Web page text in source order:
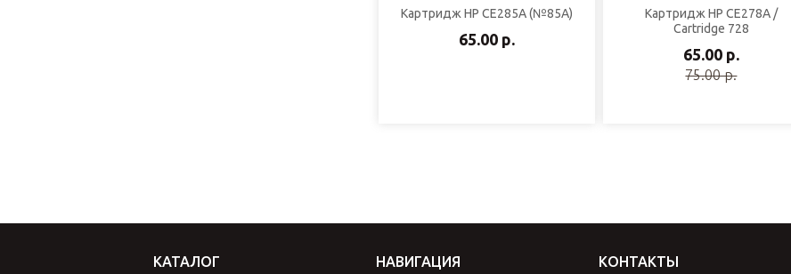
Картридж HP CE285A (№85A)
65.00 р.
Картридж HP CE278A /
Cartridge 728
65.00 р.
75.00 р.
КАТАЛОГ НАВИГАЦИЯ КОНТАКТЫ